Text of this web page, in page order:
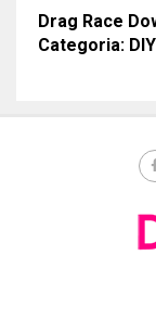
Drag Race
Categoria: